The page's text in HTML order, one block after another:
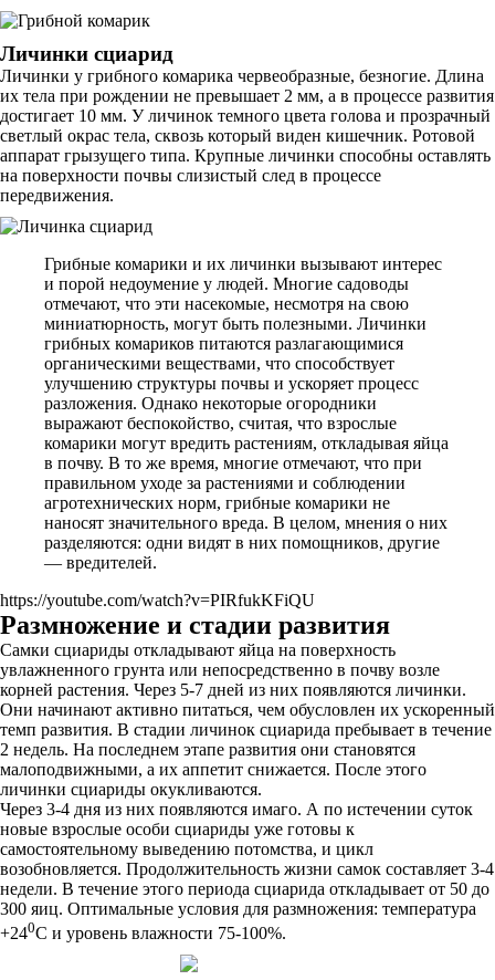
Личинки сциарид
Личинки у грибного комарика червеобразные, безногие. Длина
их тела при рождении не превышает 2 мм, а в процессе развития
достигает 10 мм. У личинок темного цвета голова и прозрачный
светлый окрас тела, сквозь который виден кишечник. Ротовой
аппарат грызущего типа. Крупные личинки способны оставлять
на поверхности почвы слизистый след в процессе
передвижения.
Грибные комарики и их личинки вызывают интерес
и порой недоумение у людей. Многие садоводы
отмечают, что эти насекомые, несмотря на свою
миниатюрность, могут быть полезными. Личинки
грибных комариков питаются разлагающимися
органическими веществами, что способствует
улучшению структуры почвы и ускоряет процесс
разложения. Однако некоторые огородники
выражают беспокойство, считая, что взрослые
комарики могут вредить растениям, откладывая яйца
в почву. В то же время, многие отмечают, что при
правильном уходе за растениями и соблюдении
агротехнических норм, грибные комарики не
наносят значительного вреда. В целом, мнения о них
разделяются: одни видят в них помощников, другие
— вредителей.
https://youtube.com/watch?v=PIRfukKFiQU
Размножение и стадии развития
Самки сциариды откладывают яйца на поверхность
увлажненного грунта или непосредственно в почву возле
корней растения. Через 5-7 дней из них появляются личинки.
Они начинают активно питаться, чем обусловлен их ускоренный
темп развития. В стадии личинок сциарида пребывает в течение
2 недель. На последнем этапе развития они становятся
малоподвижными, а их аппетит снижается. После этого
личинки сциариды окукливаются.
Через 3-4 дня из них появляются имаго. А по истечении суток
новые взрослые особи сциариды уже готовы к
самостоятельному выведению потомства, и цикл
возобновляется. Продолжительность жизни самок составляет 3-4
недели. В течение этого периода сциарида откладывает от 50 до
300 яиц. Оптимальные условия для размножения: температура
+240С и уровень влажности 75-100%.